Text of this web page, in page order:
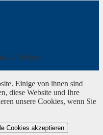
Boltres
Einige von ihnen sind
diese Website und Ihre
unsere Cookies, wenn Sie
Cookies akzeptieren